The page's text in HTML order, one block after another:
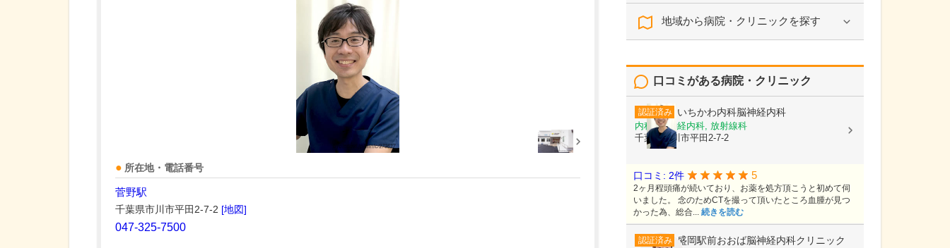
所在地・電話番号
菅野駅
千葉県市川市平田2-7-2 [地図]
047-325-7500
地域から病院・クリニックを探す
口コミがある病院・クリニック
認証済み いちかわ内科脳神経内科
内科, 脳神経内科, 放射線科
千葉県市川市平田2-7-2
口コミ: 2件 5
2ヶ月程頭痛が続いており、お薬を処方頂こうと初めて伺
いました。 念のためCTを撮って頂いたところ血腫が見つ
かった為、総合... 続きを読む
認証済み 盛岡駅前おおば脳神経内科クリニック